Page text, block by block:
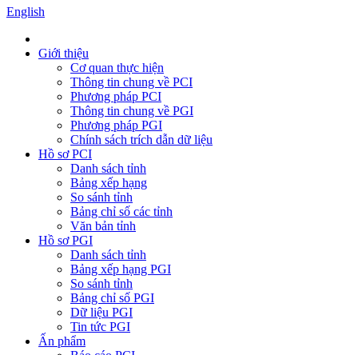
English
Giới thiệu
Cơ quan thực hiện
Thông tin chung về PCI
Phương pháp PCI
Thông tin chung về PGI
Phương pháp PGI
Chính sách trích dẫn dữ liệu
Hồ sơ PCI
Danh sách tỉnh
Bảng xếp hạng
So sánh tỉnh
Bảng chỉ số các tỉnh
Văn bản tỉnh
Hồ sơ PGI
Danh sách tỉnh
Bảng xếp hạng PGI
So sánh tỉnh
Bảng chỉ số PGI
Dữ liệu PGI
Tin tức PGI
Ấn phẩm